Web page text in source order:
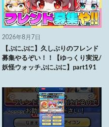
2026年8月7日
【ぷにぷに】久しぶりのフレンド
募集やるぞい！！【ゆっくり実況/
妖怪ウォッチぷにぷに】part191